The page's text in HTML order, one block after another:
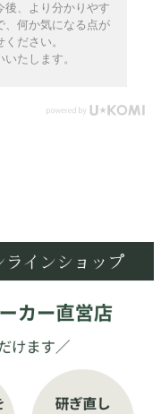
後、より分かりやす
、何か気になる点が
ださい。
たします。